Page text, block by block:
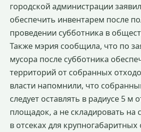
городской администрации
обеспечить инвентарем после
проведении субботника в
Также мэрия сообщила, что по
мусора после субботника
территорий от собранных
власти напомнили, что
следует оставлять в радиусе 5 м
площадок, а не складировать на
в отсеках для крупногабаритных